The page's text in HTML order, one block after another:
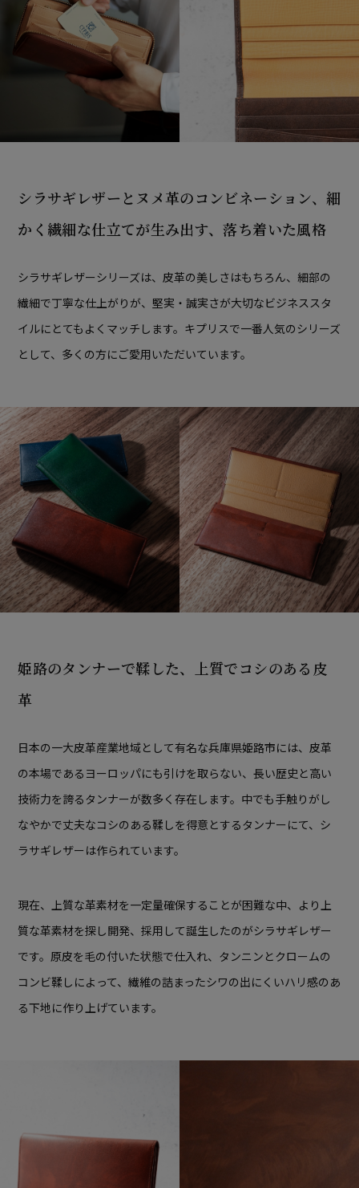
シラサギレザーとヌメ革のコンビネーション、 細
かく繊細な仕立てが生み出す、落ち着いた風格
シラサギレザーシリーズは、皮革の美しさはもちろん、細部の
繊細で丁寧な仕上がりが、堅実・誠実さが大切なビジネススタ
イルにとてもよくマッチします。キプリスで一番人気のシリーズ
として、多くの方にご愛用いただいています。
姫路のタンナーで鞣した、上質でコシのある皮
革
日本の一大皮革産業地域として有名な兵庫県姫路市には、皮革
の本場であるヨーロッパにも引けを取らない、長い歴史と高い
技術力を誇るタンナーが数多く存在します。中でも手触りがし
なやかで丈夫なコシのある鞣しを得意とするタンナーにて、シ
ラサギレザーは作られています。
現在、上質な革素材を一定量確保することが困難な中、より上
質な革素材を探し開発、採用して誕生したのがシラサギレザー
です。原皮を毛の付いた状態で仕入れ、タンニンとクロームの
コンビ鞣しによって、繊維の詰まったシワの出にくいハリ感のあ
る下地に作り上げています。